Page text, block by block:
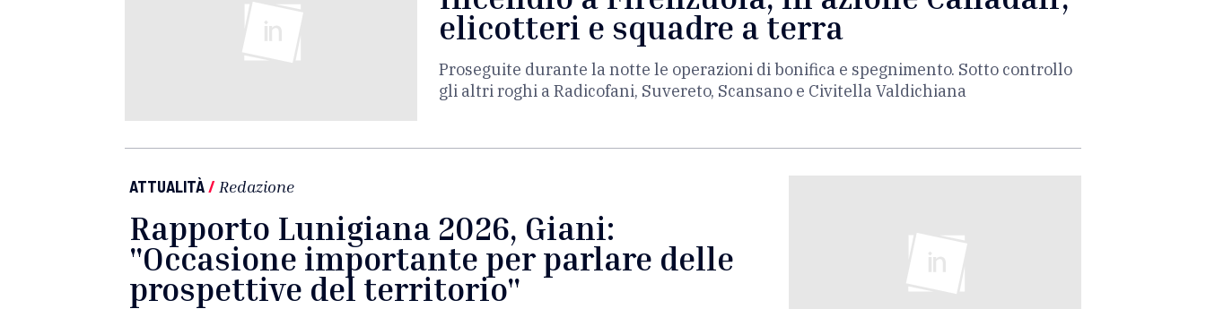
elicotteri e squadre a terra
Proseguite durante la notte le operazioni di bonifica e spegnimento. Sotto controllo
gli altri roghi a Radicofani, Suvereto, Scansano e Civitella Valdichiana
ATTUALITÀ/ Redazione
Rapporto Lunigiana 2026, Giani:
"Occasione importante per parlare delle
prospettive del territorio"